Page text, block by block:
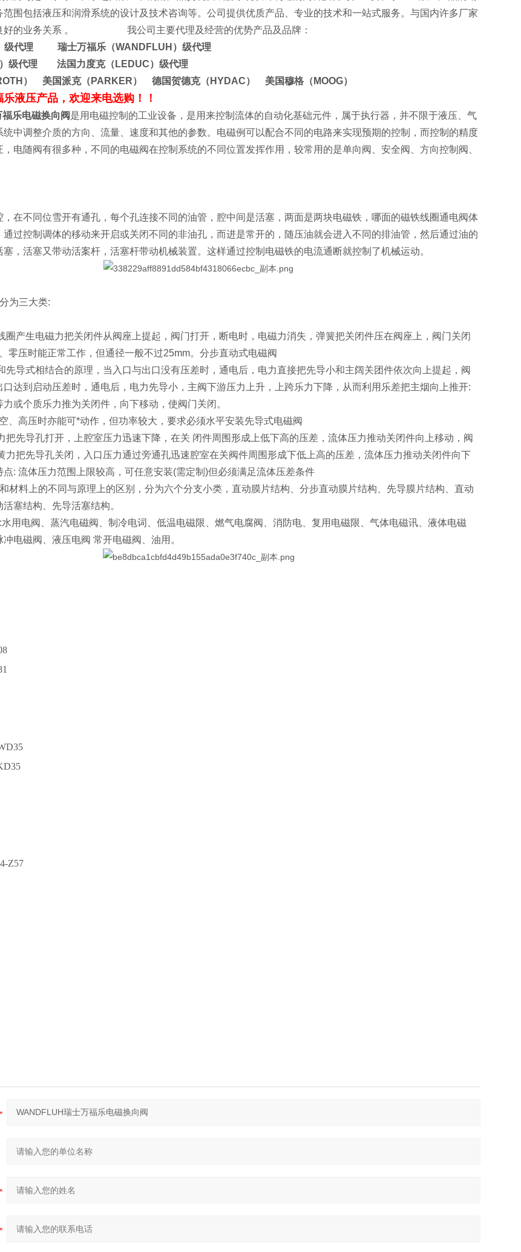
范围包括液压和润滑系统的设计及技术咨询等。公司提供优质产品、专业的技术和一站式服务。与国内许多厂家
良好的业务关系 。 我公司主要代理及经营的优势产品及品牌：
级代理 瑞士万福乐（WANDFLUH）级代理
）级代理 法国力度克（LEDUC）级代理
） 美国派克（PARKER） 德国贺德克（HYDAC） 美国穆格（MOOG）
液压产品，欢迎来电选购！！
乐电磁换向阀是用电磁控制的工业设备，是用来控制流体的自动化基础元件，属于执行器，并不限于液压、气
统中调整介质的方向、流量、速度和其他的参数。电磁例可以配合不同的电路来实现预期的控制，而控制的精度
电随阀有很多种，不同的电磁阀在控制系统的不同位置发挥作用，较常用的是单向阀、安全阀、方向控制阀、
，在不同位雪开有通孔，每个孔连接不同的油管，腔中间是活塞，两面是两块电磁铁，哪面的磁铁线圈通电阀体
通过控制调体的移动来开启或关闭不同的非油孔，而进是常开的，随压油就会进入不同的排油管，然后通过油的
塞，活塞又带动活案杆，活塞杆带动机械装置。这样通过控制电磁铁的电流通断就控制了机械运动。
为三大类:
圈产生电磁力把关闭件从阀座上提起，阀门打开，断电时，电磁力消失，弹簧把关闭件压在阀座上，阀门关闭
零压时能正常工作，但通径一般不过25mm。分步直动式电磁阀
先导式相结合的原理，当入口与出口没有压差时，通电后，电力直接把先导小和主阔关团件依次向上提起，阀
口达到启动压差时，通电后，电力先导小，主阀下游压力上升，上跨乐力下降，从而利用乐差把主烟向上推开:
或个质乐力推为关闭件，向下移动，使阀门关闭。
、高压时亦能可*动作，但功率较大，要求必须水平安装先导式电磁阀
把先导孔打开，上腔室压力迅速下降，在关 闭件周围形成上低下高的压差，流体压力推动关闭件向上移动，阀
力把先导孔关闭，入口压力通过旁通孔迅速腔室在关阀件周围形成下低上高的压差，流体压力推动关闭件向下
点: 流体压力范围上限较高，可任意安装(需定制)但必须满足流体压差条件
材料上的不同与原理上的区别，分为六个分支小类，直动膜片结构、分步直动膜片结构、先导膜片结构、直动
塞结构、先导活塞结构。
用电阀、蒸汽电磁阀、制冷电词、低温电磁限、燃气电腐阀、消防电、复用电磁限、气体电磁讯、液体电磁
电磁阀、液压电阀 常开电磁阀、油用。
Z57